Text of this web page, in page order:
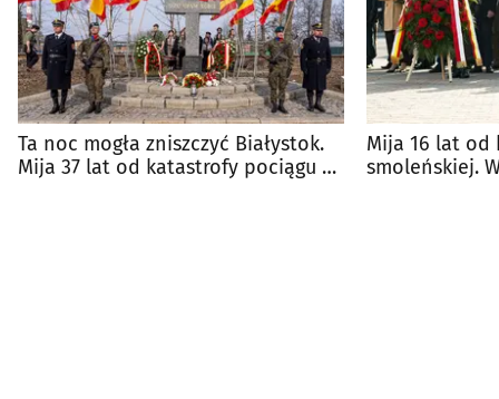
Ta noc mogła zniszczyć Białystok.
Mija 37 lat od katastrofy pociągu z
Mija 16 lat od
smoleńskiej.